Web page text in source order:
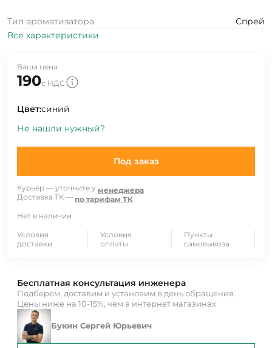
Тип ароматизатора
Спрей
Все характеристики
Ваша цена
190с НДС
Цвет:синий
Не нашли нужный?
Под заказ
Курьер — уточните у менеджера
Доставка ТК — по тарифам ТК
Нет в наличии
Условия
доставки
Условия
оплаты
Пункты
самовывоза
Бесплатная консультация инженера
Подберем, доставим и установим в день обращения.
Цены ниже на 10-15%, чем в интернет магазинах
Букин Сергей Юрьевич